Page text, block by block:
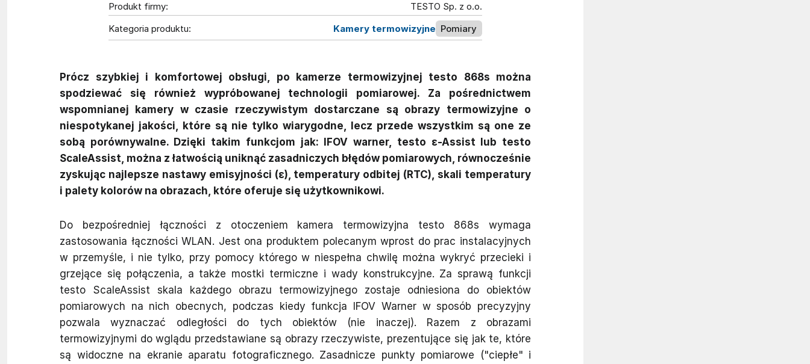
Produkt firmy:
TESTO Sp. z o.o.
Kategoria produktu:
Kamery termowizyjne Pomiary
Prócz szybkiej i komfortowej obsługi, po kamerze termowizyjnej testo 868s można
spodziewać się również wypróbowanej technologii pomiarowej. Za pośrednictwem
wspomnianej kamery w czasie rzeczywistym dostarczane są obrazy termowizyjne o
niespotykanej jakości, które są nie tylko wiarygodne, lecz przede wszystkim są one ze
sobą porównywalne. Dzięki takim funkcjom jak: IFOV warner, testo ɛ-Assist lub testo
ScaleAssist, można z łatwością uniknąć zasadniczych błędów pomiarowych, równocześnie
zyskując najlepsze nastawy emisyjności (ɛ), temperatury odbitej (RTC), skali temperatury
i palety kolorów na obrazach, które oferuje się użytkownikowi.
Do bezpośredniej łączności z otoczeniem kamera termowizyjna testo 868s wymaga
zastosowania łączności WLAN. Jest ona produktem polecanym wprost do prac instalacyjnych
w przemyśle, i nie tylko, przy pomocy którego w niespełna chwilę można wykryć przecieki i
grzejące się połączenia, a także mostki termiczne i wady konstrukcyjne. Za sprawą funkcji
testo ScaleAssist skala każdego obrazu termowizyjnego zostaje odniesiona do obiektów
pomiarowych na nich obecnych, podczas kiedy funkcja IFOV Warner w sposób precyzyjny
pozwala wyznaczać odległości do tych obiektów (nie inaczej). Razem z obrazami
termowizyjnymi do wglądu przedstawiane są obrazy rzeczywiste, prezentujące się jak te, które
są widoczne na ekranie aparatu fotograficznego. Zasadnicze punkty pomiarowe ("ciepłe" i